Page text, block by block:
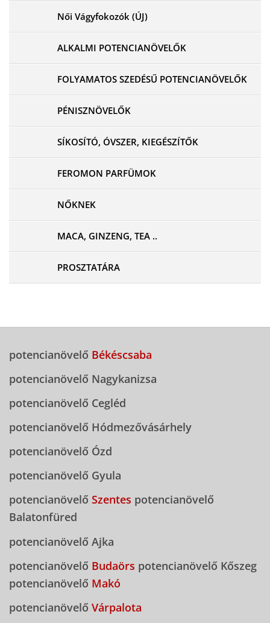
Női Vágyfokozók (ÚJ)
ALKALMI POTENCIANÖVELŐK
FOLYAMATOS SZEDÉSŰ POTENCIANÖVELŐK
PÉNISZNÖVELŐK
SÍKOSÍTÓ, ÓVSZER, KIEGÉSZÍTŐK
FEROMON PARFÜMOK
NŐKNEK
MACA, GINZENG, TEA ..
PROSZTATÁRA
potencianövelő Békéscsaba
potencianövelő Nagykanizsa
potencianövelő Cegléd
potencianövelő Hódmezővásárhely
potencianövelő Ózd
potencianövelő Gyula
potencianövelő Szentes potencianövelő
Balatonfüred
potencianövelő Ajka
potencianövelő Budaörs potencianövelő Kőszeg
potencianövelő Makó
potencianövelő Várpalota